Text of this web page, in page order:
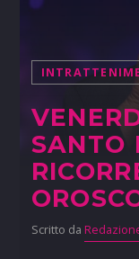
SANTO
Scritto da